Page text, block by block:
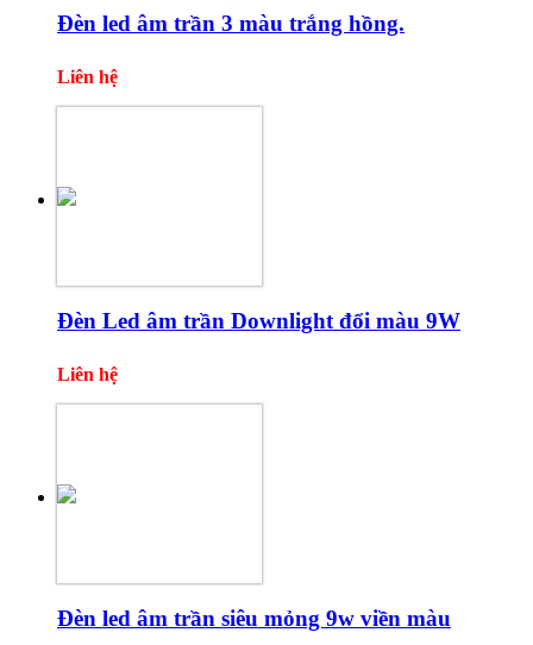
Đèn led âm trần 3 màu trắng hồng.
Liên hệ
Đèn Led âm trần Downlight đổi màu 9W
Liên hệ
Đèn led âm trần siêu mỏng 9w viền màu